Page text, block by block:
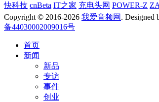
快科技 cnBeta IT之家 充电头网 POWER-Z
Copyright © 2016-2026 我爱音频网 . Designed
备44030002009016号
首页
新闻
新品
专访
事件
创业